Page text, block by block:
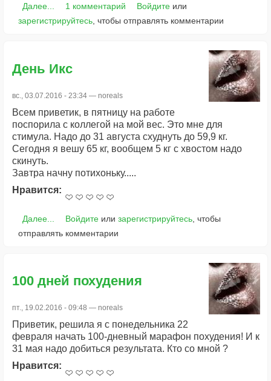
Далее... 1 комментарий Войдитеили
зарегистрируйтесь, чтобы отправлять комментарии
День Икс
вс., 03.07.2016 - 23:34 — noreals
Всем приветик, в пятницу на работе
поспорила с коллегой на мой вес. Это мне для
стимула. Надо до 31 августа схуднуть до 59,9 кг.
Сегодня я вешу 65 кг, вообщем 5 кг с хвостом надо
скинуть.
Завтра начну потихоньку.....
Нравится:
Далее... Войдитеили зарегистрируйтесь, чтобы
отправлять комментарии
100 дней похудения
пт., 19.02.2016 - 09:48 — noreals
Приветик, решила я с понедельника 22
февраля начать 100-дневный марафон похудения! И к
31 мая надо добиться результата. Кто со мной ?
Нравится: